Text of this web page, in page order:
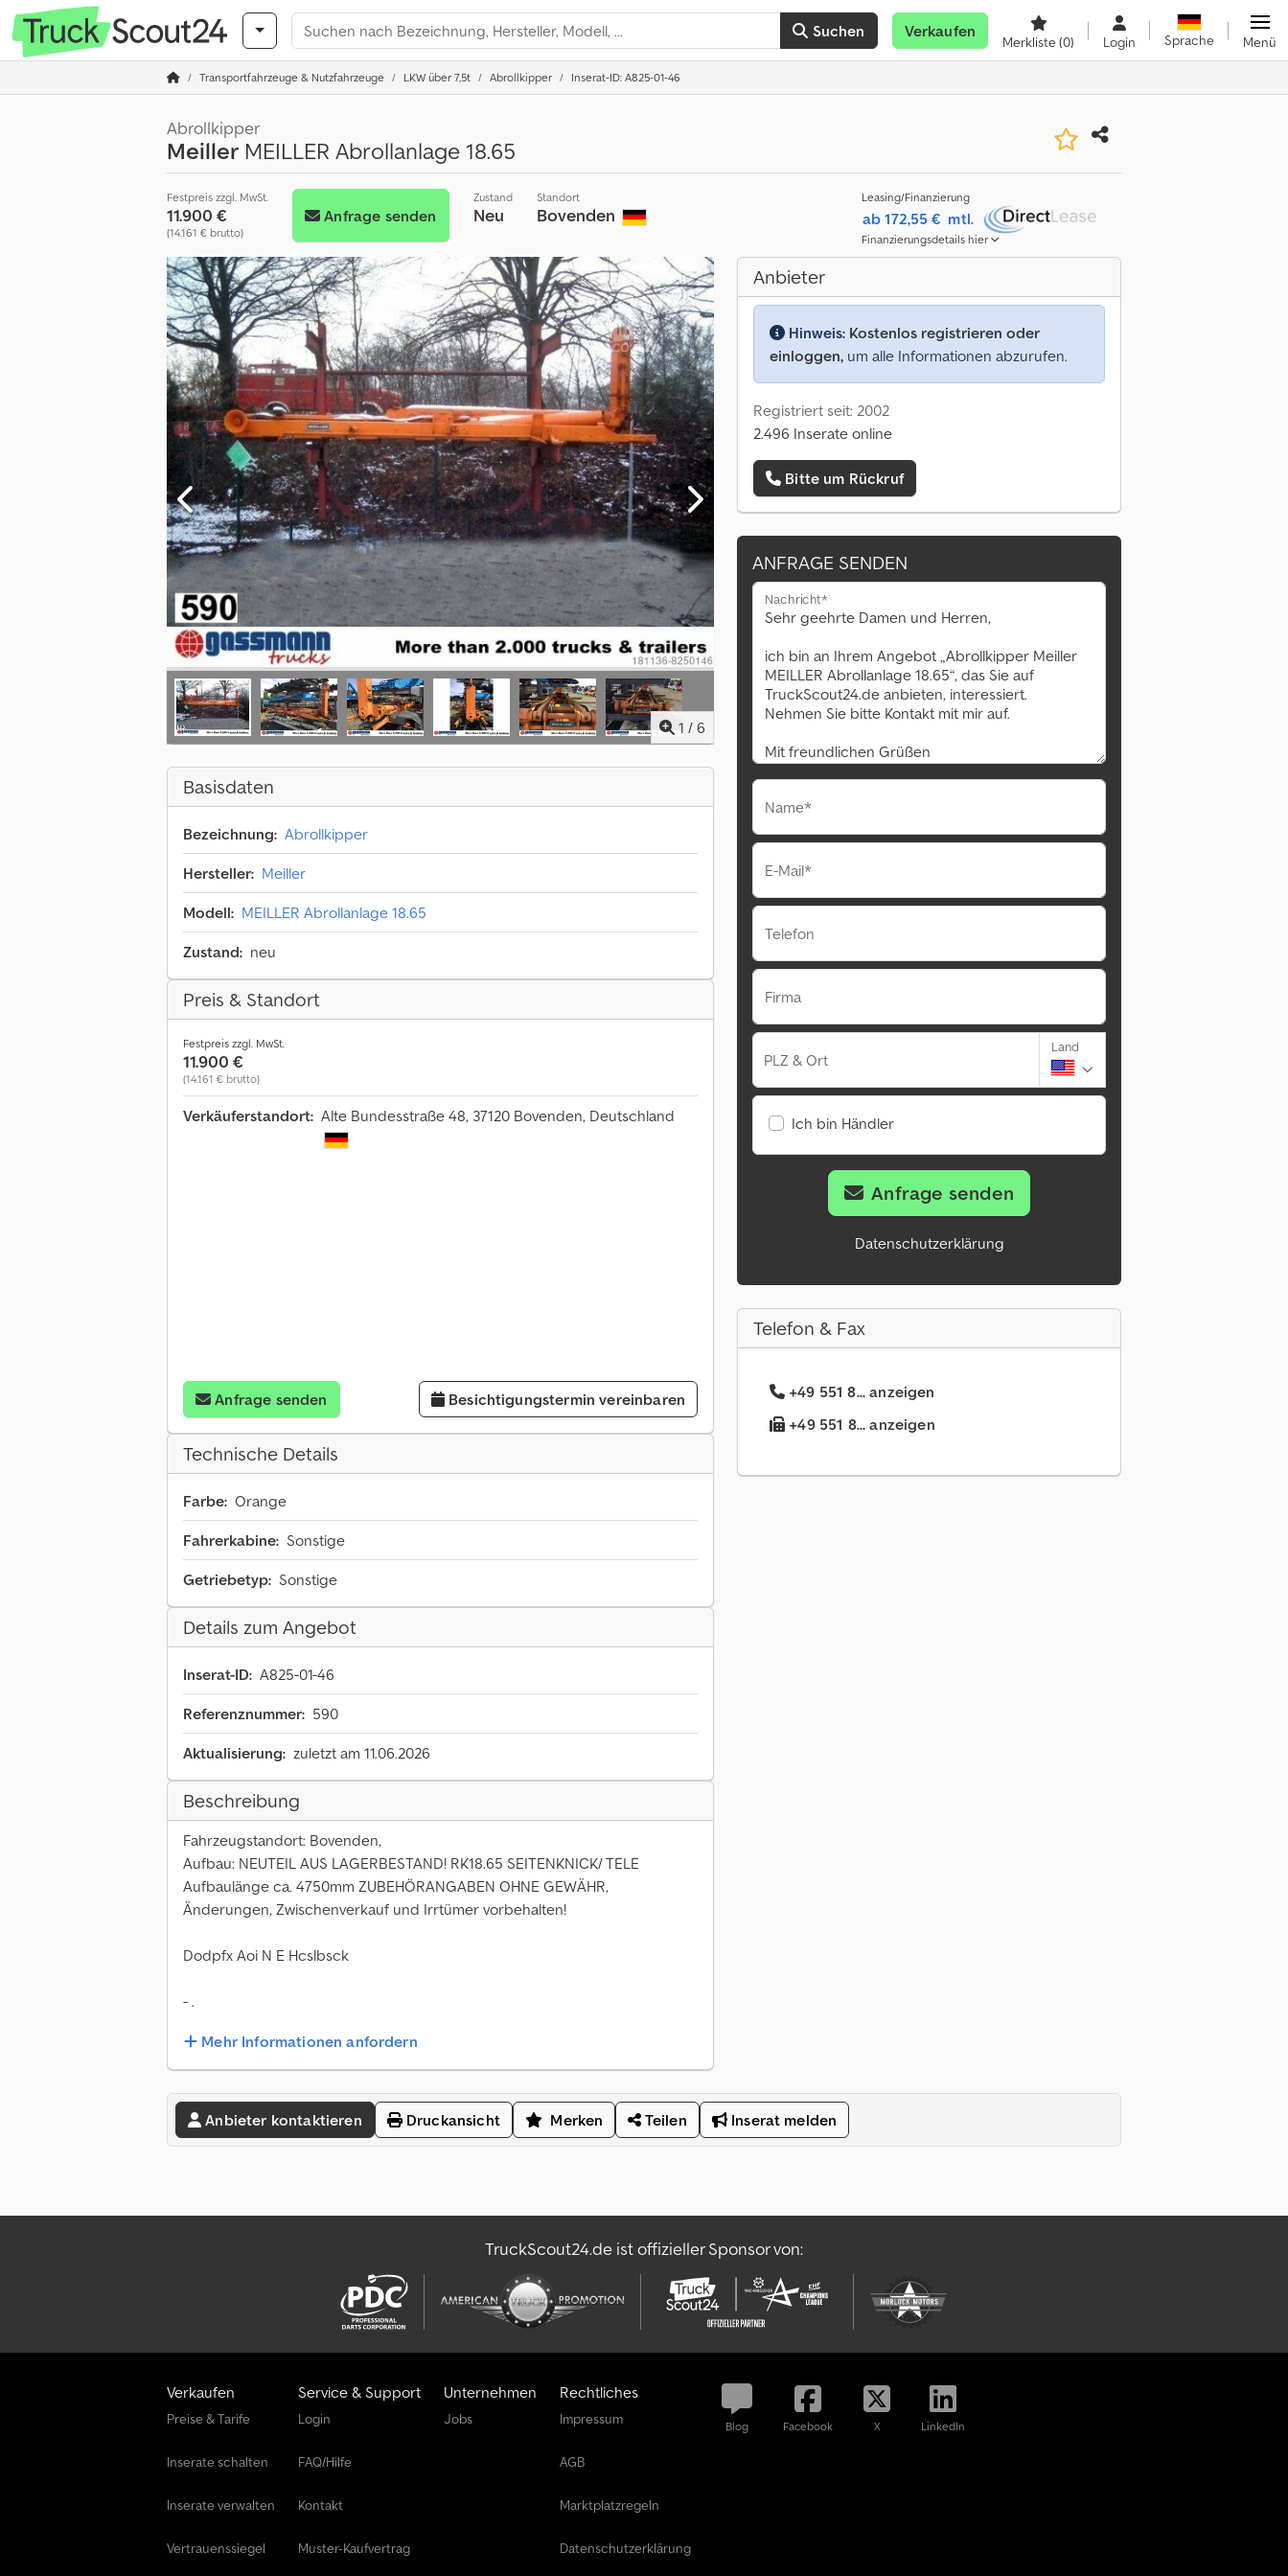
Suchen Verkaufen
Merkliste(0) Login Sprache Menü
Transportfahrzeuge & Nutzfahrzeuge LKW über 7,5t Abrollkipper Inserat-ID: A825-01-46
Abrollkipper
Meiller MEILLER Abrollanlage 18.65
Festpreis zzgl. MwSt.
11.900 €
(14.161 € brutto)
Anfrage senden
Zustand
Neu
Standort
Bovenden
Leasing/Finanzierung
ab 172,55 € mtl.
Finanzierungsdetails hier
1 / 6
Basisdaten
Bezeichnung: Abrollkipper
Hersteller: Meiller
Modell: MEILLER Abrollanlage 18.65
Zustand: neu
Preis & Standort
Festpreis zzgl. MwSt.
11.900 €
(14.161 € brutto)
Verkäuferstandort: Alte Bundesstraße 48, 37120 Bovenden, Deutschland
Anfrage senden Besichtigungstermin vereinbaren
Technische Details
Farbe: Orange
Fahrerkabine: Sonstige
Getriebetyp: Sonstige
Details zum Angebot
Inserat-ID: A825-01-46
Referenznummer: 590
Aktualisierung: zuletzt am 11.06.2026
Beschreibung
Fahrzeugstandort: Bovenden,
Aufbau: NEUTEIL AUS LAGERBESTAND! RK18.65 SEITENKNICK/ TELE
Aufbaulänge ca. 4750mm ZUBEHÖRANGABEN OHNE GEWÄHR,
Änderungen, Zwischenverkauf und Irrtümer vorbehalten!
Dodpfx Aoi N E Hcslbsck
- .
Mehr Informationen anfordern
Anbieter
Hinweis: Kostenlos registrieren oder
einloggen, um alle Informationen abzurufen.
Registriert seit: 2002
2.496 Inserate online
Bitte um Rückruf
ANFRAGE SENDEN
Nachricht*
Name*
E-Mail*
Telefon
Firma
PLZ & Ort
Land
Ich bin Händler
Anfrage senden
Datenschutzerklärung
Telefon & Fax
+49 551 8... anzeigen
+49 551 8... anzeigen
Anbieter kontaktieren Druckansicht Merken Teilen Inserat melden
TruckScout24.de ist offizieller Sponsor von:
Verkaufen
Preise & Tarife
Inserate schalten
Inserate verwalten
Vertrauenssiegel
Service & Support
Login
FAQ/Hilfe
Kontakt
Muster-Kaufvertrag
Unternehmen
Jobs
Rechtliches
Impressum
AGB
Marktplatzregeln
Datenschutzerklärung
Blog Facebook X LinkedIn